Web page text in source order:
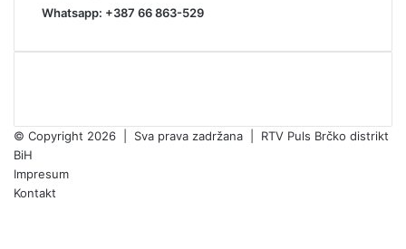
Whatsapp: +387 66 863-529
© Copyright 2026 | Sva prava zadržana | RTV Puls Brčko distrikt
BiH
Impresum
Kontakt